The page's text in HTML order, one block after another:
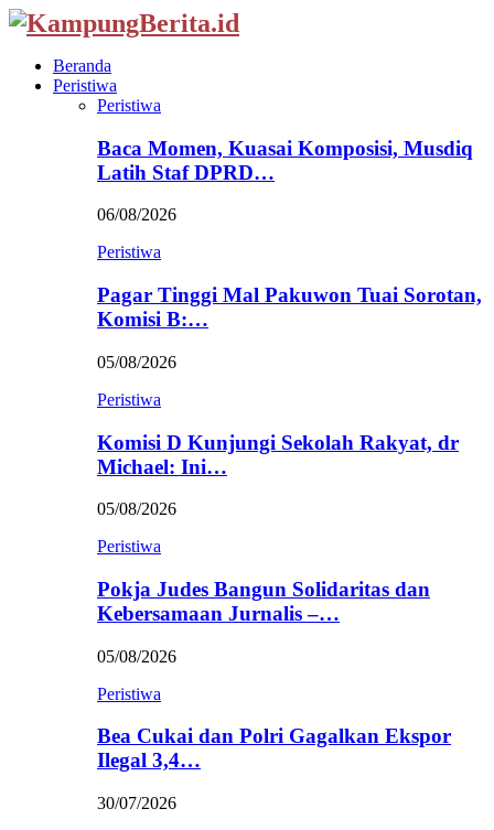
Beranda
Peristiwa
Peristiwa
Baca Momen, Kuasai Komposisi, Musdiq
Latih Staf DPRD…
06/08/2026
Peristiwa
Pagar Tinggi Mal Pakuwon Tuai Sorotan,
Komisi B:…
05/08/2026
Peristiwa
Komisi D Kunjungi Sekolah Rakyat, dr
Michael: Ini…
05/08/2026
Peristiwa
Pokja Judes Bangun Solidaritas dan
Kebersamaan Jurnalis –…
05/08/2026
Peristiwa
Bea Cukai dan Polri Gagalkan Ekspor
Ilegal 3,4…
30/07/2026